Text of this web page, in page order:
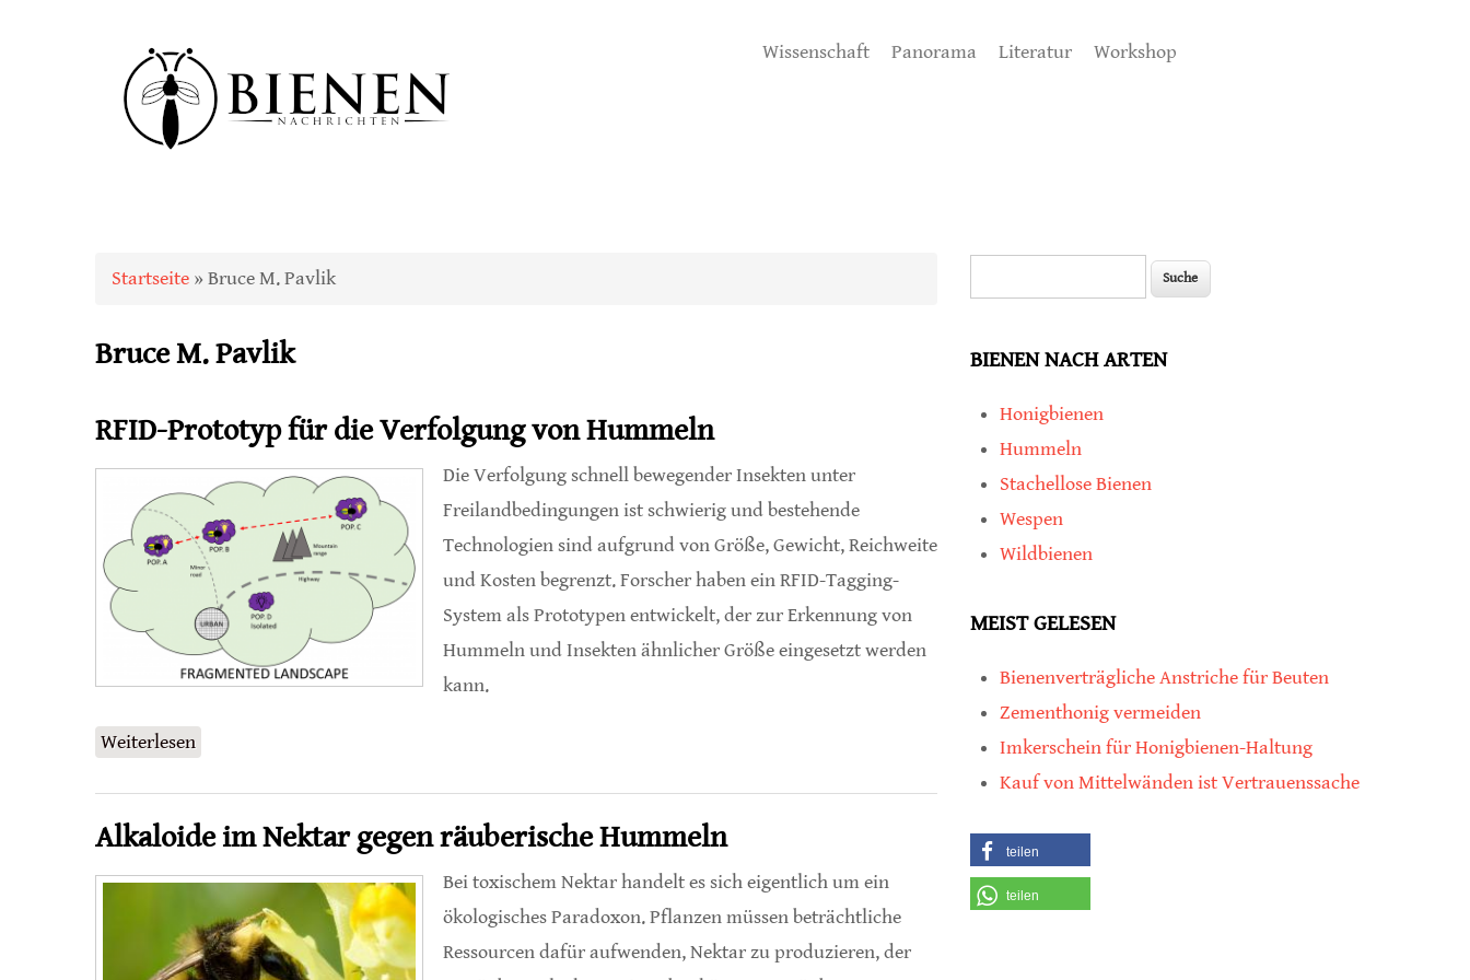
Wissenschaft Panorama Literatur Workshop
Sie sind hier
Startseite » Bruce M. Pavlik
Bruce M. Pavlik
RFID-Prototyp für die Verfolgung von Hummeln
Die Verfolgung schnell bewegender Insekten unter
Freilandbedingungen ist schwierig und bestehende
Technologien sind aufgrund von Größe, Gewicht, Reichweite
und Kosten begrenzt. Forscher haben ein RFID-Tagging-
System als Prototypen entwickelt, der zur Erkennung von
Hummeln und Insekten ähnlicher Größe eingesetzt werden
kann.
Weiterlesen
Alkaloide im Nektar gegen räuberische Hummeln
Bei toxischem Nektar handelt es sich eigentlich um ein
ökologisches Paradoxon. Pflanzen müssen beträchtliche
Ressourcen dafür aufwenden, Nektar zu produzieren, der
BIENEN NACH ARTEN
Honigbienen
Hummeln
Stachellose Bienen
Wespen
Wildbienen
MEIST GELESEN
Bienenverträgliche Anstriche für Beuten
Zementhonig vermeiden
Imkerschein für Honigbienen-Haltung
Kauf von Mittelwänden ist Vertrauenssache
teilen
teilen